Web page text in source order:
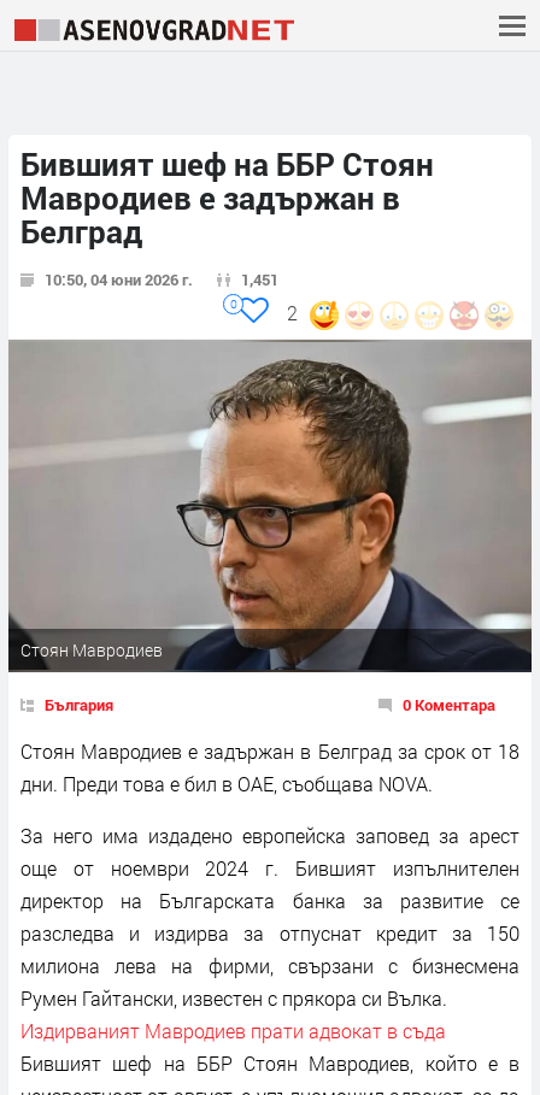
Бившият шеф на ББР Стоян
Мавродиев е задържан в
Белград
10:50, 04 юни 2026 г. 1,451
2
0
Стоян Мавродиев
България 0 Коментара
Стоян Мавродиев е задържан в Белград за срок от 18
дни. Преди това е бил в ОАЕ, съобщава NOVA.
За него има издадено европейска заповед за арест
още от ноември 2024 г. Бившият изпълнителен
директор на Българската банка за развитие се
разследва и издирва за отпуснат кредит за 150
милиона лева на фирми, свързани с бизнесмена
Румен Гайтански, известен с прякора си Вълка.
Издирваният Мавродиев прати адвокат в съда
Бившият шеф на ББР Стоян Мавродиев, който е в